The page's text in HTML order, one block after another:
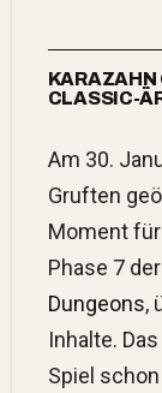
KARAZAHN
CLASSIC-
Am 30. Januar 2025 werden die Karazhan-
Gruften
Moment für
Phase 7 der
Dungeons,
Inhalte.
Spiel